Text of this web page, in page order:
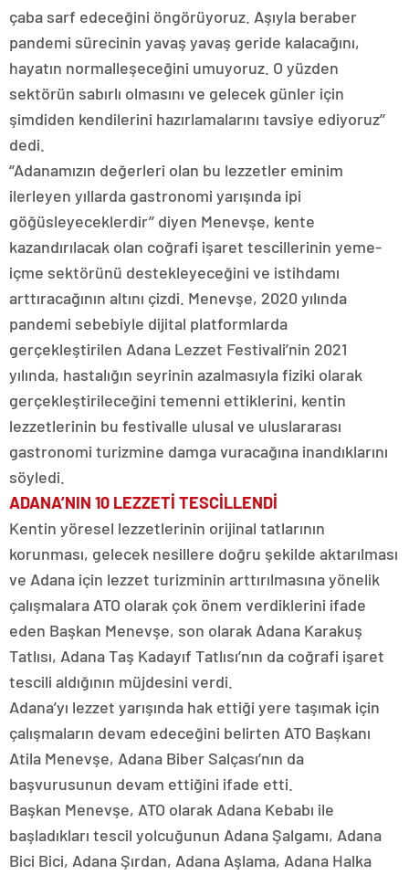
çaba sarf edeceğini öngörüyoruz. Aşıyla beraber
pandemi sürecinin yavaş yavaş geride kalacağını,
hayatın normalleşeceğini umuyoruz. O yüzden
sektörün sabırlı olmasını ve gelecek günler için
şimdiden kendilerini hazırlamalarını tavsiye ediyoruz’’
dedi.
‘’Adanamızın değerleri olan bu lezzetler eminim
ilerleyen yıllarda gastronomi yarışında ipi
göğüsleyeceklerdir’’ diyen Menevşe, kente
kazandırılacak olan coğrafi işaret tescillerinin yeme-
içme sektörünü destekleyeceğini ve istihdamı
arttıracağının altını çizdi. Menevşe, 2020 yılında
pandemi sebebiyle dijital platformlarda
gerçekleştirilen Adana Lezzet Festivali’nin 2021
yılında, hastalığın seyrinin azalmasıyla fiziki olarak
gerçekleştirileceğini temenni ettiklerini, kentin
lezzetlerinin bu festivalle ulusal ve uluslararası
gastronomi turizmine damga vuracağına inandıklarını
söyledi.
ADANA’NIN 10 LEZZETİ TESCİLLENDİ
Kentin yöresel lezzetlerinin orijinal tatlarının
korunması, gelecek nesillere doğru şekilde aktarılması
ve Adana için lezzet turizminin arttırılmasına yönelik
çalışmalara ATO olarak çok önem verdiklerini ifade
eden Başkan Menevşe, son olarak Adana Karakuş
Tatlısı, Adana Taş Kadayıf Tatlısı’nın da coğrafi işaret
tescili aldığının müjdesini verdi.
Adana’yı lezzet yarışında hak ettiği yere taşımak için
çalışmaların devam edeceğini belirten ATO Başkanı
Atila Menevşe, Adana Biber Salçası’nın da
başvurusunun devam ettiğini ifade etti.
Başkan Menevşe, ATO olarak Adana Kebabı ile
başladıkları tescil yolcuğunun Adana Şalgamı, Adana
Bici Bici, Adana Şırdan, Adana Aşlama, Adana Halka